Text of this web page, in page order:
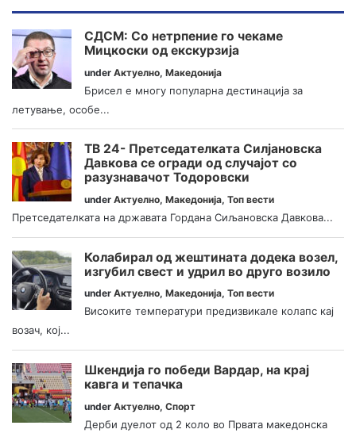
СДСМ: Со нетрпение го чекаме
Мицкоски од екскурзија
under Актуелно, Македонија
Брисел е многу популарна дестинација за
летување, особе...
ТВ 24- Претседателката Силјановска
Давкова се огради од случајот со
разузнавачот Тодоровски
under Актуелно, Македонија, Топ вести
Претседателката на државата Гордана Сиљановска Давкова...
Колабирал од жештината додека возел,
изгубил свест и удрил во друго возило
under Актуелно, Македонија, Топ вести
Високите температури предизвикале колапс кај
возач, кој...
Шкендија го победи Вардар, на крај
кавга и тепачка
under Актуелно, Спорт
Дерби дуелот од 2 коло во Првата македонска